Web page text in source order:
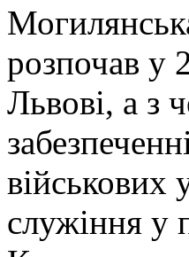
розпочав у
Львові, а з
військових
служіння у